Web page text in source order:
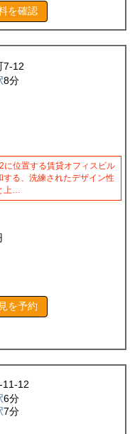
を確認
7-12
8分
位置する賃貸オフィスビル
る、洗練されたデザイン性
上…
を予約
11-12
6分
7分